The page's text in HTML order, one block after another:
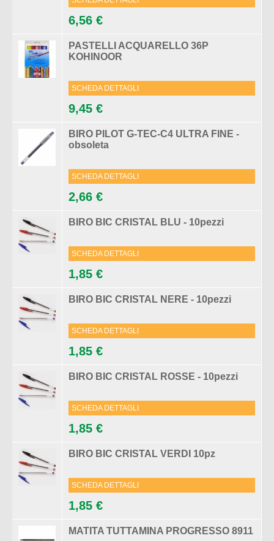
6,56 €
PASTELLI ACQUARELLO 36P
KOHINOOR
SCHEDA DETTAGLI
9,45 €
BIRO PILOT G-TEC-C4 ULTRA FINE -
obsoleta
SCHEDA DETTAGLI
2,66 €
BIRO BIC CRISTAL BLU - 10pezzi
SCHEDA DETTAGLI
1,85 €
BIRO BIC CRISTAL NERE - 10pezzi
SCHEDA DETTAGLI
1,85 €
BIRO BIC CRISTAL ROSSE - 10pezzi
SCHEDA DETTAGLI
1,85 €
BIRO BIC CRISTAL VERDI 10pz
SCHEDA DETTAGLI
1,85 €
MATITA TUTTAMINA PROGRESSO 8911